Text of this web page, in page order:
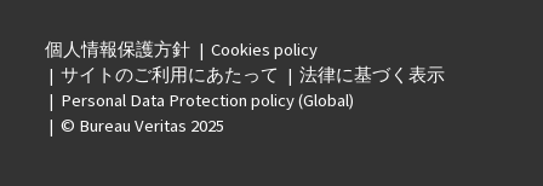
個人情報保護方針
Cookies policy
サイトのご利用にあたって
法律に基づく表示
Personal Data Protection policy (Global)
© Bureau Veritas 2025